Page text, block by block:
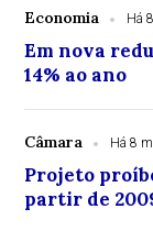
Economia Há
Em nova
14% ao ano
Câmara Há 8
Projeto
partir de